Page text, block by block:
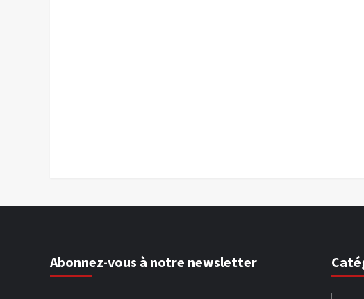
Abonnez-vous à notre newsletter